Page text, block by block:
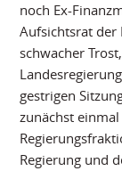
noch Ex-
Aufsichtsrat der
schwacher
gestrigen
zunächst
Regierung und